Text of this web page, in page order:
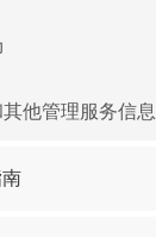
他管理服务信息